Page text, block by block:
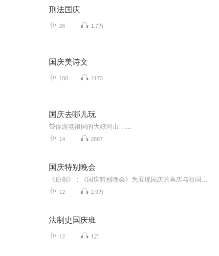
刑法国庆
26 1.7万
国庆美诗文
108 4173
国庆去哪儿玩
带你游览祖国的大好河山……
14 2687
国庆特别晚会
12 2.9万
法制史国庆班
12 1万